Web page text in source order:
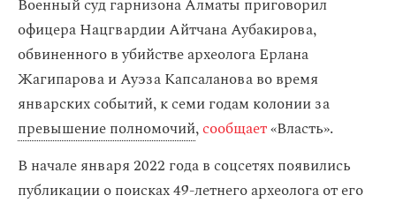
Военный суд гарнизона Алматы приговорил
офицера Нацгвардии Айтчана Аубакирова,
обвиненного в убийстве археолога Ерлана
Жагипарова и Ауэза Капсаланова во время
январских событий, к семи годам колонии за
превышение полномочий,сообщает«Власть».
В начале января 2022 года в соцсетях появились
публикации о поисках 49-летнего археолога от его